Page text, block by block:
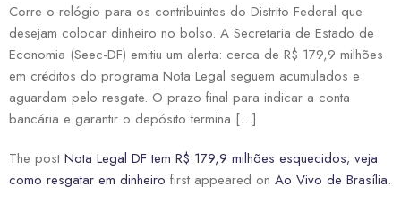
Corre o relógio para os contribuintes do Distrito Federal que
desejam colocar dinheiro no bolso. A Secretaria de Estado de
Economia (Seec-DF) emitiu um alerta: cerca de R$ 179,9 milhões
em créditos do programa Nota Legal seguem acumulados e
aguardam pelo resgate. O prazo final para indicar a conta
bancária e garantir o depósito termina […]
The post Nota Legal DF tem R$ 179,9 milhões esquecidos; veja
como resgatar em dinheiro first appeared on Ao Vivo de Brasília.